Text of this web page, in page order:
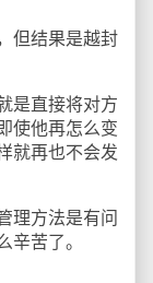
但结果是越封
直接将对方
使他再怎么变
就再也不会发
方法是有问
辛苦了。